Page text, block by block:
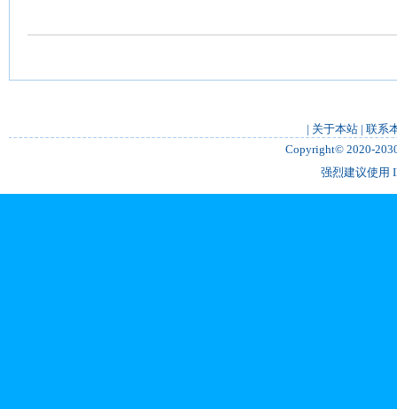
| 关于本站 | 联系
Copyright© 2020-
强烈建议使用